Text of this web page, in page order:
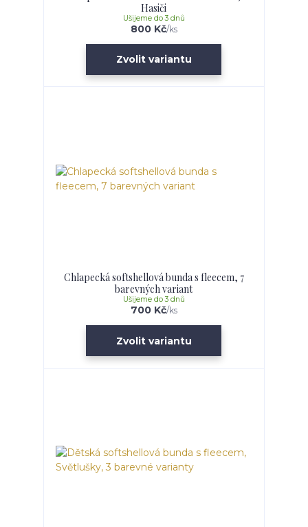
Hasiči
800 Kč/ks
Ušijeme do 3 dnů
Zvolit variantu
Chlapecká softshellová bunda s fleecem, 7
barevných variant
700 Kč/ks
Ušijeme do 3 dnů
Zvolit variantu